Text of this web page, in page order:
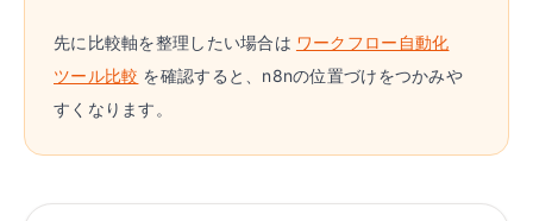
先に比較軸を整理したい場合は ワークフロー自動化
ツール比較 を確認すると、n8nの位置づけをつかみや
すくなります。